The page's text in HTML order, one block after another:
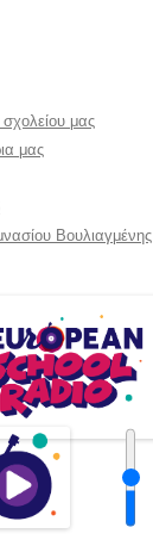
μας
μας
Βουλιαγμένης